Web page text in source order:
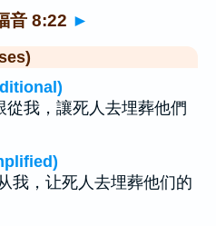
音 8:22 ►
我，讓死人去埋葬他們
我，让死人去埋葬他们的